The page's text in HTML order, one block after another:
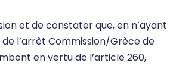
et de constater que, en n’ayant
l’arrêt Commission/Grèce de
en vertu de l’article 260,